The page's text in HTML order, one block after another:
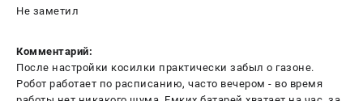
Не заметил
Комментарий:
После настройки косилки практически забыл о газоне.
Робот работает по расписанию, часто вечером - во время